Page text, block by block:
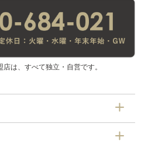
は、すべて独立・自営です。